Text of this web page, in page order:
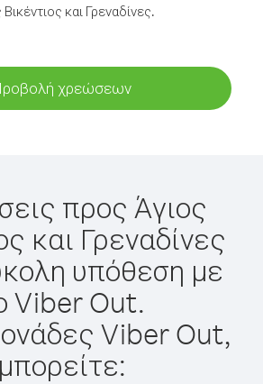
Βικέντιος και Γρεναδίνες.
χρεώσεων
προς Άγιος
και Γρεναδίνες
υπόθεση με
Viber Out.
Viber Out,
μπορείτε: